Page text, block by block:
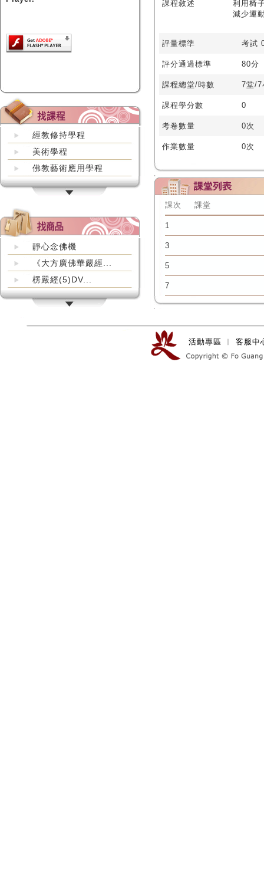
經教修持學程
美術學程
佛教藝術應用學程
靜心念佛機
《大方廣佛華嚴經...
楞嚴經(5)DV...
課程敘述
利用椅
減少運
評量標準 考試
評分通過標準 80分
課程總堂/時數 7堂/7
課程學分數 0
考卷數量 0次
作業數量 0次
課次 課堂
1
3
5
7
活動專區 ︱ 客服中